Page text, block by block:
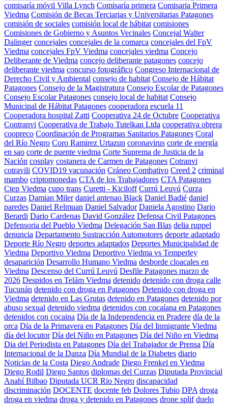
comisaría móvil Villa Lynch Comisaría primera Comisaria Primera
Viedma Comisión de Becas Terciarias y Universitarias Patagones
comisión de sociales comisión local de hábitat comisiones
Comisiones de Gobierno y Asuntos Vecinales Concejal Walter
Dalinger concejales concejales de la comarca concejales del FpV
Viedma concejales FpV Viedma concejales viedma Concejo
Deliberante de Viedma concejo deliberante patagones concejo
deliberante viedma concurso fotográfico Congreso Internacional de
Derecho Civil y Ambiental consejo de habitat Consejo de Hábitat
Patagones Consejo de la Magistratura Consejo Escolar de Patagones
Consejo Escolar Patagones consejo local de habitat Consejo
Municipal de Hábitat Patagones cooperadora escuela 11
Cooperadora hospital Zatti Cooperativa 24 de Octubre Cooperativa
Contranvi Cooperativa de Trabajo Tutelkan Ltda cooperativa obrera
coopreco Coordinación de Programas Sanitarios Patagones Coral
del Río Negro Coro Ramirez Urtazun coronavirus corte de energía
en sao corte de puente viedma Corte Suprema de Justicia de la
Nación cosplay costanera de Carmen de Patagones Cotranvi
cotravili COVID19 vacunación Cráneo Combativo Creed 2 criminal
mambo criptomonedas CTA de los Trabajadores CTA Patagones
Ctep Viedma cupo trans Curetti - Kiciloff Currú Leuvú Curza
Curzas Damian Miler daniel antenao Black Daniel Badié daniel
paredes Daniel Relmuan Daniel Salvador Daniela Agostino Dario
Berardi Dario Cardenas David González Defensa Civil Patagones
Defensoria del Pueblo Viedma Delegación San Blas delia ruppel
denuncia Departamento Sustracción Automotores deporte adaptado
Deporte Río Negro deportes adaptados Deportes Municipalidad de
Viedma Deportivo Viedma Deportivo Viedma vs Temperley
desaparición Desarrollo Humano Viedma desborde cloacales en
Viedma Descenso del Currú Leuvú Desfile Patagones marzo de
2026 Despidos en Telám Viedma detenido detenido con droga calle
Tucunán detenido con droga en Patagones Detenido con droga en
Viedma detenido en Las Grutas detenido en Patagones detenido por
abuso sexual detenido viedma detenidos con cocaíana en Patagones
detenidos con cocaina Día de la Independencia en Pradere día de la
orca Día de la Primavera en Patagones Día del Inmigrante Viedma
día del locutor Día del Niño en Patagones Día del Niño en Viedma
Dia del Periodista en Patagones Día del Trabajador de Prensa Día
Internacional de la Danza Día Mundial de la Diabetes diario
Noticias de la Costa Diego Andrade Diego Frenkel en Viedma
Diego Rodil Diego Santos diplomas del Curzas Diputada Provincial
Anahí Bilbao Diputada UCR Rio Negro discapacidad
discriminación DOCENTE docente feb Dolores Tubio DPA droga
droga en viedma droga y detenido en Patagones drone splif duelo